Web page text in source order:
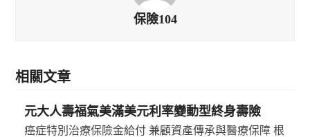
保險104
相關文章
元大人壽福氣美滿美元利率變動型終身壽險
癌症特別治療保險金給付 兼顧資產傳承與醫療保障 根